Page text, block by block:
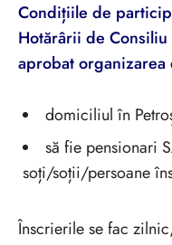
Condițiile de
Hotărârii de
aprobat organizarea
domiciliul în
să fie pensionari
soți/soții/persoane
Înscrierile se fac